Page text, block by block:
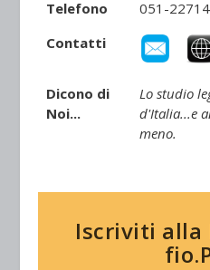
Telefono
051-
Contatti
Dicono di
Noi...
Lo studio
d'Italia...e
meno.
Iscriviti alla